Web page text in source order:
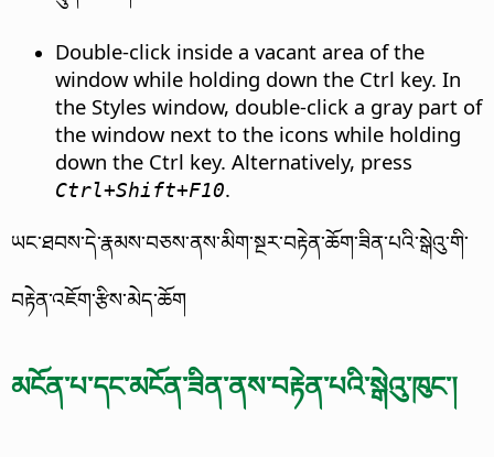
Double-click inside a vacant area of the
window while holding down the Ctrl key. In
the Styles window, double-click a gray part of
the window next to the icons while holding
down the Ctrl key. Alternatively, press
Ctrl+Shift+F10.
ཡང་ཐབས་དེ་རྣམས་བཅས་ནས་མིག་སྔར་བརྟེན་ཆོག་ཟིན་པའི་སྒེའུ་གི་
བརྟེན་འཇོག་རྩིས་མེད་ཆོག
མངོན་པ་དང་མངོན་ཟིན་ནས་བརྟེན་པའི་སྒེའུ་ཁུང་།